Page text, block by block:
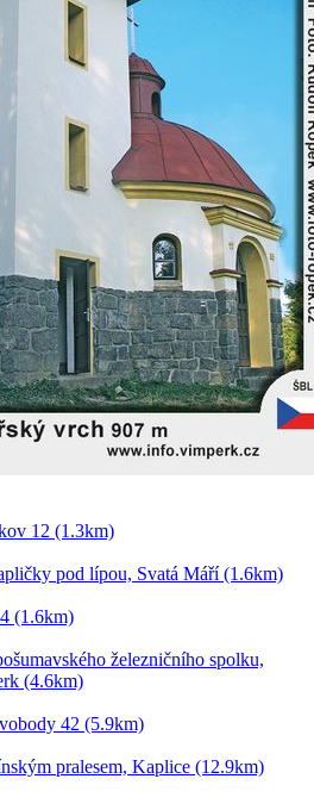
12 (1.3km)
pod lípou, Svatá Máří (1.6km)
(1.6km)
železničního spolku,
(4.6km)
42 (5.9km)
pralesem, Kaplice (12.9km)